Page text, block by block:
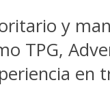
y
TPG,
en